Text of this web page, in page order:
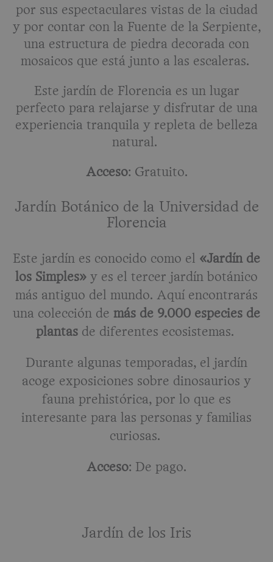
por sus espectaculares vistas de la ciudad
y por contar con la Fuente de la Serpiente,
una estructura de piedra decorada con
mosaicos que está junto a las escaleras.
Este jardín de Florencia es un lugar
perfecto para relajarse y disfrutar de una
experiencia tranquila y repleta de belleza
natural.
Acceso: Gratuito.
Jardín Botánico de la Universidad de
Florencia
Este jardín es conocido como el
«Jardín de
los Simples» y es el tercer jardín botánico
más antiguo del mundo. Aquí encontrarás
una colección de más de 9.000 especies de
plantas de diferentes ecosistemas.
Durante algunas temporadas, el jardín
acoge exposiciones sobre dinosaurios y
fauna prehistórica, por lo que es
interesante para las personas y familias
curiosas.
Acceso: De pago.
Jardín de los Iris